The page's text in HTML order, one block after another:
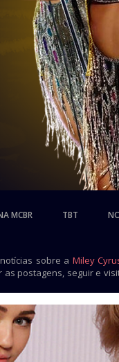
MCBR TBT
sobre a Miley
postagens, seguir e